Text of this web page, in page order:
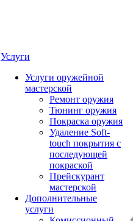
Услуги
Услуги оружейной
мастерской
Ремонт оружия
Тюнинг оружия
Покраска оружия
Удаление Soft-
touch покрытия с
последующей
покраской
Прейскурант
мастерской
Дополнительные
услуги